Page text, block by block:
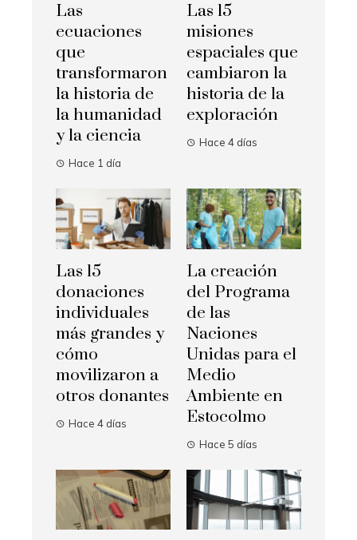
Las
ecuaciones
que
transformaron
la historia de
la humanidad
y la ciencia
Hace 1 día
Las 15
misiones
espaciales que
cambiaron la
historia de la
exploración
Hace 4 días
Las 15
donaciones
individuales
más grandes y
cómo
movilizaron a
otros donantes
Hace 4 días
La creación
del Programa
de las
Naciones
Unidas para el
Medio
Ambiente en
Estocolmo
Hace 5 días